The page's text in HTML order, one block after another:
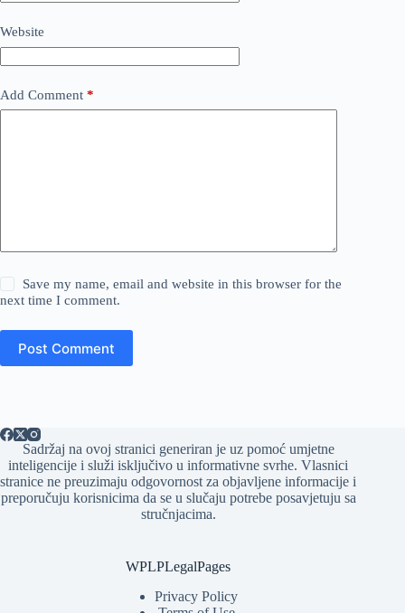
Website
Add Comment *
Save my name, email and website in this browser for the
next time I comment.
Post Comment
Sadržaj na ovoj stranici generiran je uz pomoć umjetne
inteligencije i služi isključivo u informativne svrhe. Vlasnici
stranice ne preuzimaju odgovornost za objavljene informacije i
preporučuju korisnicima da se u slučaju potrebe posavjetuju sa
stručnjacima.
WPLPLegalPages
Privacy Policy